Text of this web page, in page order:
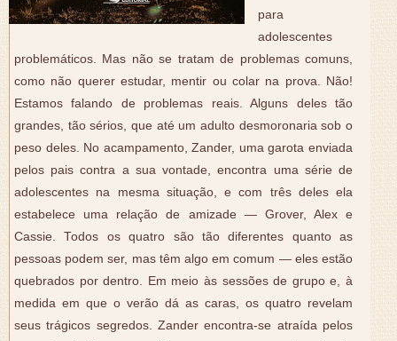
para
adolescentes
problemáticos. Mas não se tratam de problemas comuns,
como não querer estudar, mentir ou colar na prova. Não!
Estamos falando de problemas reais. Alguns deles tão
grandes, tão sérios, que até um adulto desmoronaria sob o
peso deles. No acampamento, Zander, uma garota enviada
pelos pais contra a sua vontade, encontra uma série de
adolescentes na mesma situação, e com três deles ela
estabelece uma relação de amizade — Grover, Alex e
Cassie. Todos os quatro são tão diferentes quanto as
pessoas podem ser, mas têm algo em comum — eles estão
quebrados por dentro. Em meio às sessões de grupo e, à
medida em que o verão dá as caras, os quatro revelam
seus trágicos segredos. Zander encontra-se atraída pelos